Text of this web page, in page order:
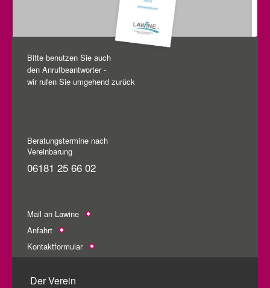
Bitte benutzen Sie auch
den Anrufbeantworter -
wir rufen Sie umgehend zurück
Beratungstermine nach
Vereinbarung
06181 25 66 02
Mail an Lawine
Anfahrt
Kontaktformular
Der Verein